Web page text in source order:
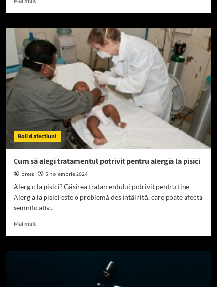
Top
produse
pentru
a
minimiza
simptomele
alergiilor
pisici
Boli si afectiuni
Cum să alegi tratamentul potrivit pentru alergia la pisici
press
5 noiembrie 2024
Alergic la pisici? Găsirea tratamentului potrivit pentru tine
Alergia la pisici este o problemă des întâlnită, care poate afecta
semnificativ...
Mai multRead